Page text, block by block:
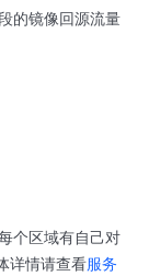
的镜像回源流量
个区域有自己对
详情请查看服务